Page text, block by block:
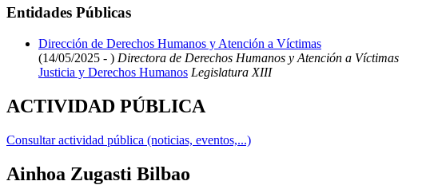
Entidades Públicas
Dirección de Derechos Humanos y Atención a Víctimas
(14/05/2025 - ) Directora de Derechos Humanos y Atención a Víctimas
Justicia y Derechos Humanos Legislatura XIII
ACTIVIDAD PÚBLICA
Consultar actividad pública (noticias, eventos,...)
Ainhoa Zugasti Bilbao